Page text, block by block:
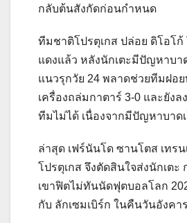
กลับต้นสังกัดก่อนกำหนด
ทีมชาติโปรตุเกส ปล่อย ดิโอโก้
แดงแล้ว หลังนักเตะมีปัญหาบา
แนวรุกวัย 24 พลาดช่วยทีมฝอ
เครื่องถล่มกาตาร์ 3-0 และยังล
ทีมไม่ได้ เนื่องจากมีปัญหาบาด
ล่าสุด เฟร์นันโด ซานโตส เทร
โปรตุเกส จึงตัดสินใจส่งนักเตะ
เขาฟิตไม่ทันนัดฟุตบอลโลก
กับ ลักเซมเบิร์ก ในคืนวันอังคา